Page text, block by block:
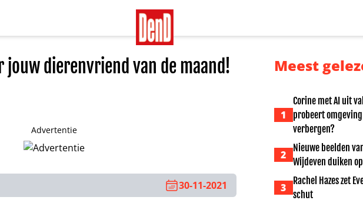
jouw dierenvriend van de maand!
Advertentie
30-11-2021
Meest
1
Corine met AI uit
probeert
verbergen?
2
Nieuwe beelden
Wijdeven duiken op
3
Rachel Hazes zet
schut